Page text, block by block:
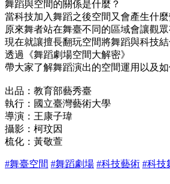
舞蹈與空間的關係是什麼？
當科技加入舞蹈之後空間又會產生什麼
原來舞者站在舞臺不同的區域會讓觀眾
現在就讓擅長翻玩空間將舞蹈與科技
透過《舞蹈劇場空間大解密》
帶大家了解舞蹈演出的空間運用以及
出品：教育部藝秀臺
執行：國立臺灣藝術大學
導演：王康子瑋
攝影：柯玟因
梳化：黃敬萱
#舞臺空間 #舞蹈劇場 #科技藝術 #科技